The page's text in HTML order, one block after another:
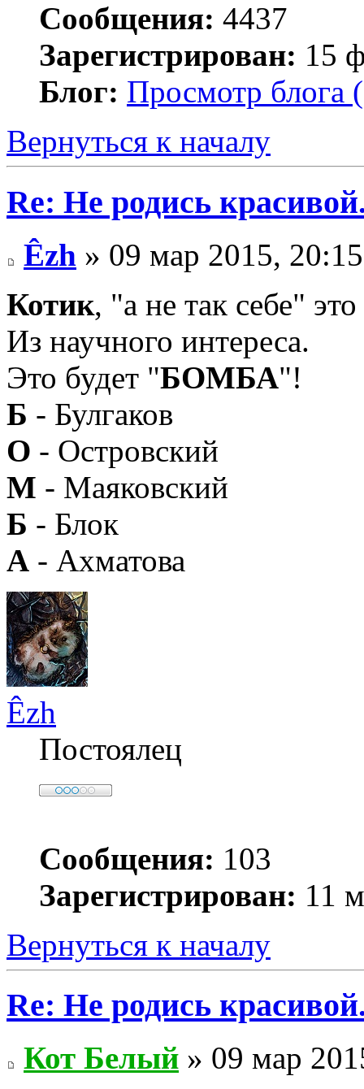
Сообщения: 4437
Зарегистрирован: 15
Блог: Просмотр блога
Вернуться к началу
Re: Не родись
Êzh » 09 мар 2015, 20:15
Котик, "а не так себе" это
Из научного интереса.
Это будет "БОМБА"!
Б - Булгаков
О - Островский
М - Маяковский
Б - Блок
А - Ахматова
Êzh
Постоялец
Сообщения: 103
Зарегистрирован: 11
Вернуться к началу
Re: Не родись
Кот Белый » 09 мар